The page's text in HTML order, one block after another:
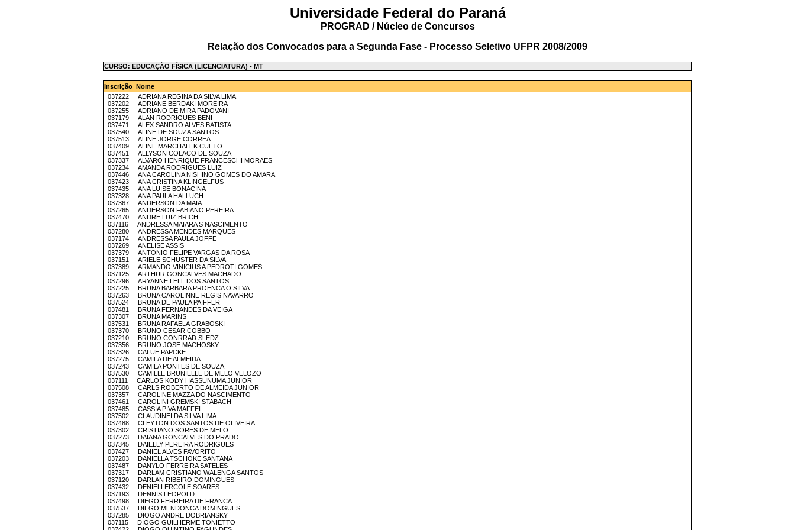
Universidade Federal do Paraná
PROGRAD / Núcleo de Concursos
Relação dos Convocados para a Segunda Fase - Processo Seletivo UFPR 2008/2009
CURSO: EDUCAÇÃO FÍSICA (LICENCIATURA) - MT
Inscrição Nome
037222 ADRIANA REGINA DA SILVA LIMA
037202 ADRIANE BERDAKI MOREIRA
037255 ADRIANO DE MIRA PADOVANI
037179 ALAN RODRIGUES BENI
037471 ALEX SANDRO ALVES BATISTA
037540 ALINE DE SOUZA SANTOS
037513 ALINE JORGE CORREA
037409 ALINE MARCHALEK CUETO
037451 ALLYSON COLACO DE SOUZA
037337 ALVARO HENRIQUE FRANCESCHI MORAES
037234 AMANDA RODRIGUES LUIZ
037446 ANA CAROLINA NISHINO GOMES DO AMARA
037423 ANA CRISTINA KLINGELFUS
037435 ANA LUISE BONACINA
037328 ANA PAULA HALLUCH
037367 ANDERSON DA MAIA
037265 ANDERSON FABIANO PEREIRA
037470 ANDRE LUIZ BRICH
037116 ANDRESSA MAIARA S NASCIMENTO
037280 ANDRESSA MENDES MARQUES
037174 ANDRESSA PAULA JOFFE
037269 ANELISE ASSIS
037379 ANTONIO FELIPE VARGAS DA ROSA
037151 ARIELE SCHUSTER DA SILVA
037389 ARMANDO VINICIUS A PEDROTI GOMES
037125 ARTHUR GONCALVES MACHADO
037296 ARYANNE LELL DOS SANTOS
037225 BRUNA BARBARA PROENCA O SILVA
037263 BRUNA CAROLINNE REGIS NAVARRO
037524 BRUNA DE PAULA PAIFFER
037481 BRUNA FERNANDES DA VEIGA
037307 BRUNA MARINS
037531 BRUNA RAFAELA GRABOSKI
037370 BRUNO CESAR COBBO
037210 BRUNO CONRRAD SLEDZ
037356 BRUNO JOSE MACHOSKY
037326 CALUE PAPCKE
037275 CAMILA DE ALMEIDA
037243 CAMILA PONTES DE SOUZA
037530 CAMILLE BRUNIELLE DE MELO VELOZO
037111 CARLOS KODY HASSUNUMA JUNIOR
037508 CARLS ROBERTO DE ALMEIDA JUNIOR
037357 CAROLINE MAZZA DO NASCIMENTO
037461 CAROLINI GREMSKI STABACH
037485 CASSIA PIVA MAFFEI
037502 CLAUDINEI DA SILVA LIMA
037488 CLEYTON DOS SANTOS DE OLIVEIRA
037302 CRISTIANO SORES DE MELO
037273 DAIANA GONCALVES DO PRADO
037345 DAIELLY PEREIRA RODRIGUES
037427 DANIEL ALVES FAVORITO
037203 DANIELLA TSCHOKE SANTANA
037487 DANYLO FERREIRA SATELES
037317 DARLAM CRISTIANO WALENGA SANTOS
037120 DARLAN RIBEIRO DOMINGUES
037432 DENIELI ERCOLE SOARES
037193 DENNIS LEOPOLD
037498 DIEGO FERREIRA DE FRANCA
037537 DIEGO MENDONCA DOMINGUES
037285 DIOGO ANDRE DOBRIANSKY
037115 DIOGO GUILHERME TONIETTO